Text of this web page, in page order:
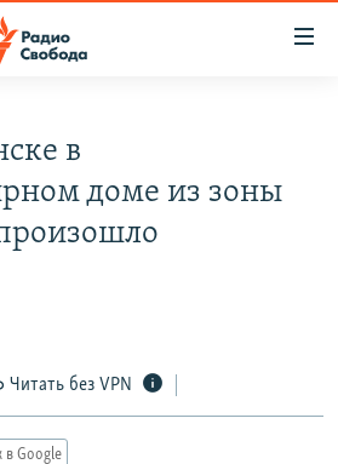
в
доме из зоны
Читать без VPN
в Google